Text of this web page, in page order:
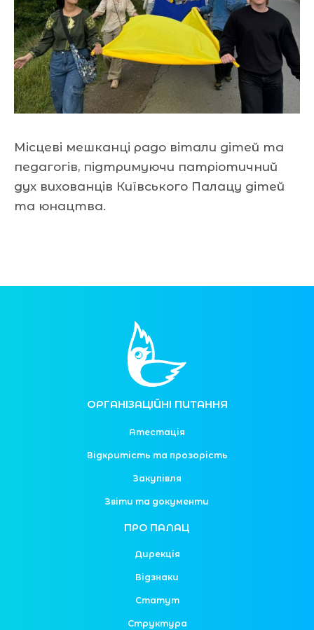
Місцеві мешканці радо вітали дітей та
педагогів, підтримуючи патріотичний
дух вихованців Київського Палацу дітей
та юнацтва.
ОРГАНІЗАЦІЙНІ ПИТАННЯ
Атестація
Відкритість та прозорість
Закупівля
Звіти та документи
ПРО ПАЛАЦ
Дирекція
Відзнаки
Статут
Структура